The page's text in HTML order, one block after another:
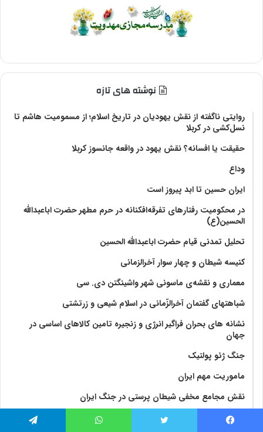
نوشته های تازه
روایتی ناگفته از نقش یهودیان در تاریخ اسلام؛ از مسمومیت هاشم تا
نسل‌کشی در کربلا
حقیقت یا افسانه؟‌ نقش یهود در واقعه جانسوز کربلا
وداع
ایران حسین تا ابد پیروز است
در محکومیت رفتارهای تفرقه‌افکنانه در حرم مطهر حضرت اباعبدالله
الحسین(ع)
تحلیل تمدنی قیام حضرت اباعبدالله الحسین
کنیسه شیطان و چهار سوار آخرالزمانی
معماری و نقشه‌ی ماسونی شهر واشينگتن دی. سی
شباهتهای گفتمان آخر‌الزّمانی در اسلام شیعی و زرتشتی
نشانه های بحران فراگیر انرژی و زنجیره تامین کالاهای اساسی در
جهان
جنگ ژئو پولتیک
ماموریت مهم ایران
نقش مجامع مخفی شیطان پرستی در جنگ ایران
مهم ترین سلاح ایران